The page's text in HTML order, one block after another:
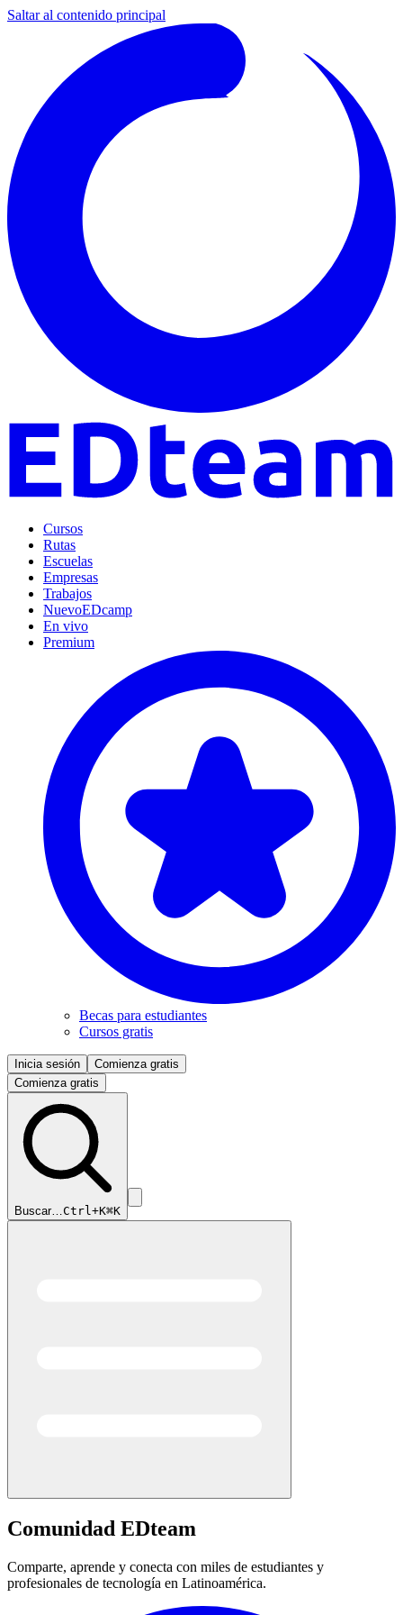
Saltar al contenido principal
Cursos
Rutas
Escuelas
Empresas
Trabajos
NuevoEDcamp
En vivo
Premium
Becas para estudiantes
Cursos gratis
Inicia sesión
Comienza gratis
Comienza gratis
Buscar…Ctrl+K⌘K
Comunidad EDteam
Comparte, aprende y conecta con miles de estudiantes y
profesionales de tecnología en Latinoamérica.